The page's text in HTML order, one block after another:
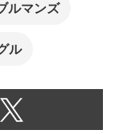
ルマンズ
ル